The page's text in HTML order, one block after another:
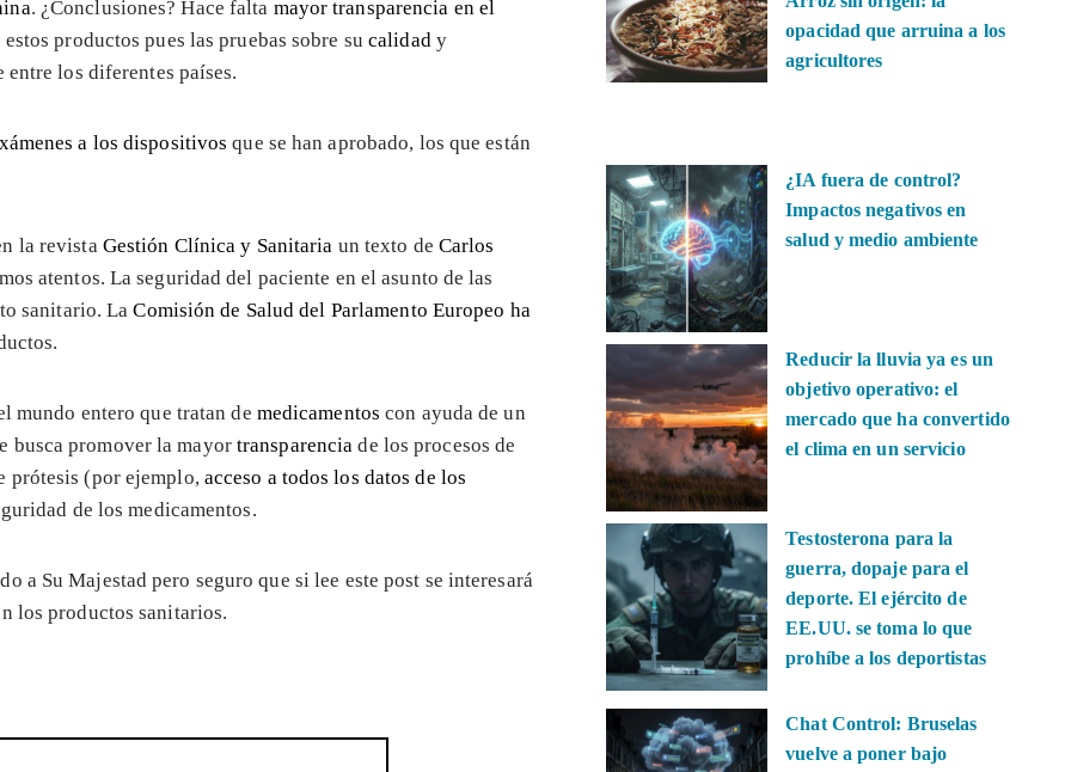
. ¿Conclusiones? Hace falta mayor transparencia en el
productos pues las pruebas sobre sucalidady
entre los diferentes países.
a los dispositivos que se han aprobado, los que están
la revista Gestión Clínica y Sanitaria un texto de Carlos
atentos. La seguridad del paciente en el asunto de las
sanitario. LaComisión de Salud del Parlamento Europeo ha
mundo entero que tratan de medicamentos con ayuda de un
busca promover la mayor transparencia de los procesos de
prótesis (por ejemplo, acceso a todos los datos de los
de los medicamentos.
a Su Majestad pero seguro que si lee este post se interesará
los productos sanitarios.
opacidad que arruina a los
agricultores
¿IA fuera de control?
Impactos negativos en
salud y medio ambiente
Reducir la lluvia ya es un
objetivo operativo: el
mercado que ha convertido
el clima en un servicio
Testosterona para la
guerra, dopaje para el
deporte. El ejército de
EE.UU. se toma lo que
prohíbe a los deportistas
Chat Control: Bruselas
vuelve a poner bajo